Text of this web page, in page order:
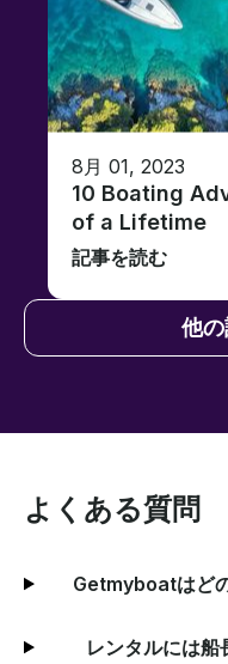
8月 01, 2023
10 Boating
of a Lifetime
記事を読む
他
よくある質問
Getmyboatはど
レンタルには船